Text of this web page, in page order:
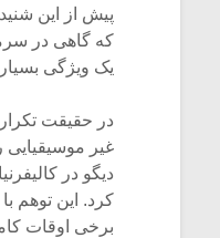
پیش از این
که گاهی در
یک ویژگی
در حقیقت
کرد. این توهم
برخی اوقات